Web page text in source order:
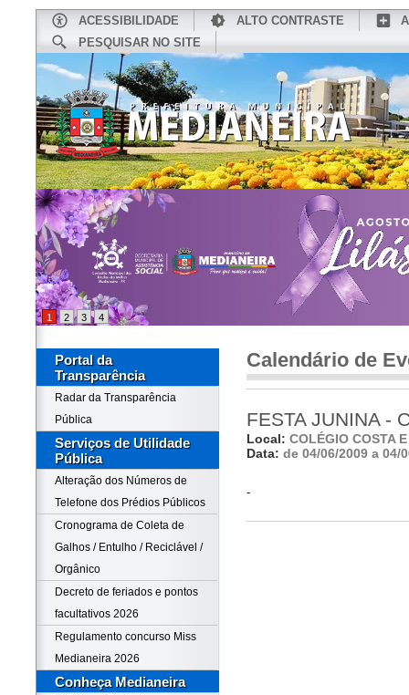
ACESSIBILIDADE ALTO CONTRASTE
PESQUISAR NO SITE
CONHEÇA MEDIANEIRA
1 2 3 4
Portal da
Transparência
Radar da Transparência
Pública
Serviços de Utilidade
Pública
Alteração dos Números de
Telefone dos Prédios Públicos
Cronograma de Coleta de
Galhos / Entulho / Reciclável /
Orgânico
Decreto de feriados e pontos
facultativos 2026
Regulamento concurso Miss
Medianeira 2026
Conheça Medianeira
Calendário de
FESTA JUNINA -
Local: COLÉGIO COSTA
Data: de 04/06/2009 a 04/
-